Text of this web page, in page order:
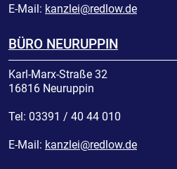
E-Mail: kanzlei@redlow.de
BÜRO NEURUPPIN
Karl-Marx-Straße 32
16816 Neuruppin
Tel: 03391 / 40 44 010
E-Mail: kanzlei@redlow.de